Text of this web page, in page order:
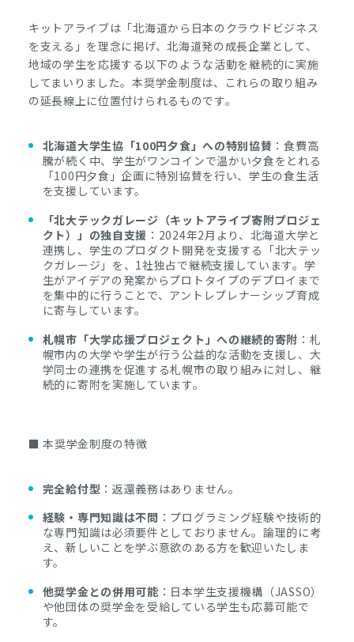
キットアライブは「北海道から日本のクラウドビジネス
を支える」を理念に掲げ、北海道発の成長企業として、
地域の学生を応援する以下のような活動を継続的に実施
してまいりました。本奨学金制度は、これらの取り組み
の延長線上に位置付けられるものです。
北海道大学生協「100円夕食」への特別協賛 ：食費高
騰が続く中、学生がワンコインで温かい夕食をとれる
「100円夕食」企画に特別協賛を行い、学生の食生活
を支援しています。
「北大テックガレージ（キットアライブ寄附プロジェ
クト）」の独自支援 ：2024年2月より、北海道大学と
連携し、学生のプロダクト開発を支援する「北大テッ
クガレージ」を、1社独占で継続支援しています。学
生がアイデアの発案からプロトタイプのデプロイまで
を集中的に行うことで、アントレプレナーシップ育成
に寄与しています。
札幌市「大学応援プロジェクト」への継続的寄附 ：札
幌市内の大学や学生が行う公益的な活動を支援し、大
学同士の連携を促進する札幌市の取り組みに対し、継
続的に寄附を実施しています。
■ 本奨学金制度の特徴
完全給付型 ：返還義務はありません。
経験・専門知識は不問 ：プログラミング経験や技術的
な専門知識は必須要件としておりません。論理的に考
え、新しいことを学ぶ意欲のある方を歓迎いたしま
す。
他奨学金との併用可能 ：日本学生支援機構（JASSO）
や他団体の奨学金を受給している学生も応募可能で
す。